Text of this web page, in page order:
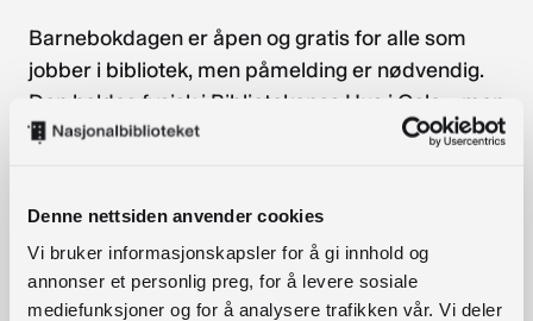
Denne nettsiden anvender cookies
Vi bruker informasjonskapsler for å gi innhold og
annonser et personlig preg, for å levere sosiale
mediefunksjoner og for å analysere trafikken vår. Vi deler
Barnebokdagen er åpen og gratis for alle som
jobber i bibliotek, men påmelding er nødvendig.
Den holdes fysisk i Bibliotekenes Hus i Oslo – men
arrangeres også digitalt.
Forlagene presenterer vårlistene sine for
barne- og ungdomsbøker.
Enkelte av forlagene tar med seg forfattere